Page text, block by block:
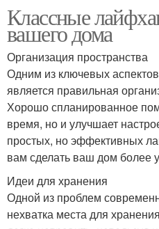
Классные
вашего дома
Организация пространства
Одним из ключевых
является правильная
Хорошо спланированное
время, но и улучшает
простых, но эффективных
вам сделать ваш дом
Идеи для хранения
Одной из проблем
нехватка места для